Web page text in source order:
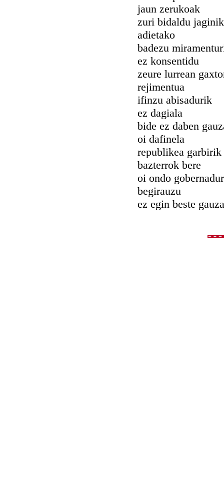
jaun zerukoak
zuri bidaldu jaginik
adietako
badezu
ez konsentidu
zeure lurrean
rejimentua
ifinzu abisadurik
ez dagiala
bide ez daben
oi dafinela
republikea garbirik
bazterrok bere
oi ondo
begirauzu
ez egin beste